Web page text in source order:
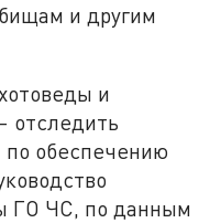
и другим
и
отследить
обеспечению
ГО ЧС, по данным